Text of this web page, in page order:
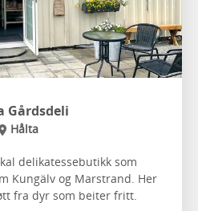
Gårdsdeli
Hålta
delikatessebutikk som
Kungälv og Marstrand. Her
fra dyr som beiter fritt.